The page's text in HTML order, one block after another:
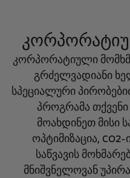
კორპორატიული
გრძელვადიანი
სპეციალური
პროგრამა
მოახდინეთ მისი
ოპტიმიზაცია,
საწვავის
მნიშვნელოვან